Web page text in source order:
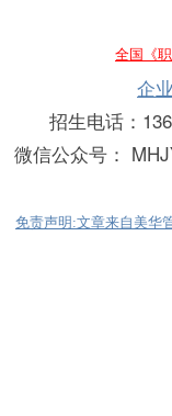
全国《
企
招生电话：
微信公众号：
免责声明:文章来自美华